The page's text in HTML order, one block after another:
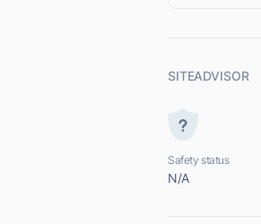
SITEADVISOR
Safety status
N/A